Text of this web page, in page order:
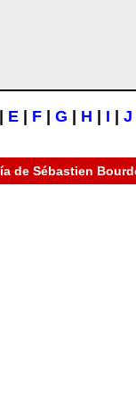
E F G H I J
de Sébastien